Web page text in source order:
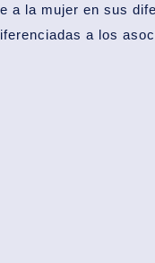
a la mujer en sus
a los